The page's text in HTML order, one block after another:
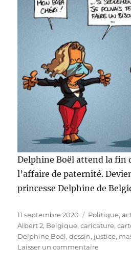
Delphine Boël attend la fin
l’affaire de paternité.
princesse Delphine de
Publié
le
11 septembre 2020 Catégories
Politique,
Albert 2, Belgique,caricature,
Delphine Boël,dessin, justice,
Laisser un commentairesur